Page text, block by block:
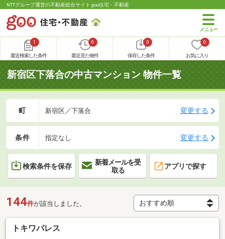
NTTグループ運営の不動産総合サイト goo住宅・不動産
1
最近検索した条件
0
最近見た物件
0
保存した条件
0
お気に入り
新宿区下落合の中古マンション 物件一覧
町 新宿区／下落合 変更する
条件 指定なし 変更する
検索条件を保存
新着メールを受
取る
アプリで探す
144件が該当しました。
トキワパレス